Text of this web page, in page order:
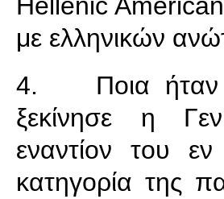
με ελληνικών
4. Ποια ήταν η
ξεκίνησε η
εναντίον του
κατηγορία της